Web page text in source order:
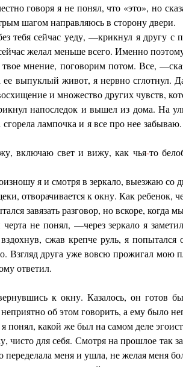
говоря я не понял, что «это», но
шагом направляюсь в сторону двери.
сейчас уеду, —крикнул я другу с
желал меньше всего. Именно
мнение, поговорим потом. Все,
ее выпуклый живот, я нервно сглотнул.
и множество других чувств,
напоследок и вышел из дома. На
лампочка и я все про нее
включаю свет и вижу, как чья-то
я и смотря в зеркало, выезжаю со
отворачивается к окну. Как ребенок,
завязать разговор, но вскоре, когда
не понял, —через зеркало я
сжав крепче руль, я попытался
Взгляд друга уже вовсю прожигал мою
ответил.
к окну. Казалось, он готов
об этом говорить, а ему было
понял, какой же был на самом деле
чисто для себя. Смотря на прошлое так
переделала меня и ушла, не желая меня